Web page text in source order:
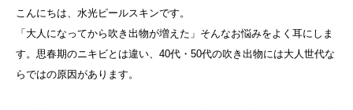
こんにちは、水光ピールスキンです。
「大人になってから吹き出物が増えた」そんなお悩みをよく耳にしま
す。思春期のニキビとは違い、40代・50代の吹き出物には大人世代な
らではの原因があります。